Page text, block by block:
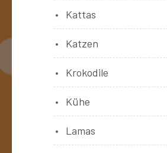
Kattas
Katzen
Krokodile
Kühe
Lamas